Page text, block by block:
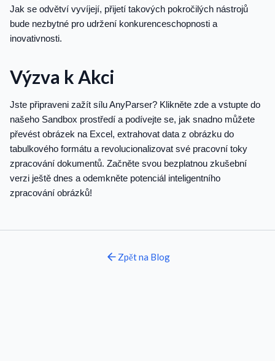
Jak se odvětví vyvíjejí, přijetí takových pokročilých nástrojů
bude nezbytné pro udržení konkurenceschopnosti a
inovativnosti.
Výzva k Akci
Jste připraveni zažít sílu AnyParser? Klikněte zde a vstupte do
našeho Sandbox prostředí a podívejte se, jak snadno můžete
převést obrázek na Excel, extrahovat data z obrázku do
tabulkového formátu a revolucionalizovat své pracovní toky
zpracování dokumentů. Začněte svou bezplatnou zkušební
verzi ještě dnes a odemkněte potenciál inteligentního
zpracování obrázků!
Zpět na Blog